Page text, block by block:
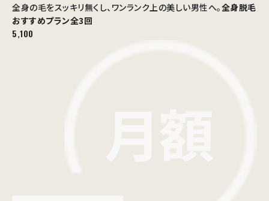
全身の毛をスッキリ無くし、ワンランク上の美しい男性へ。全身脱毛
おすすめプラン全3回
5,100